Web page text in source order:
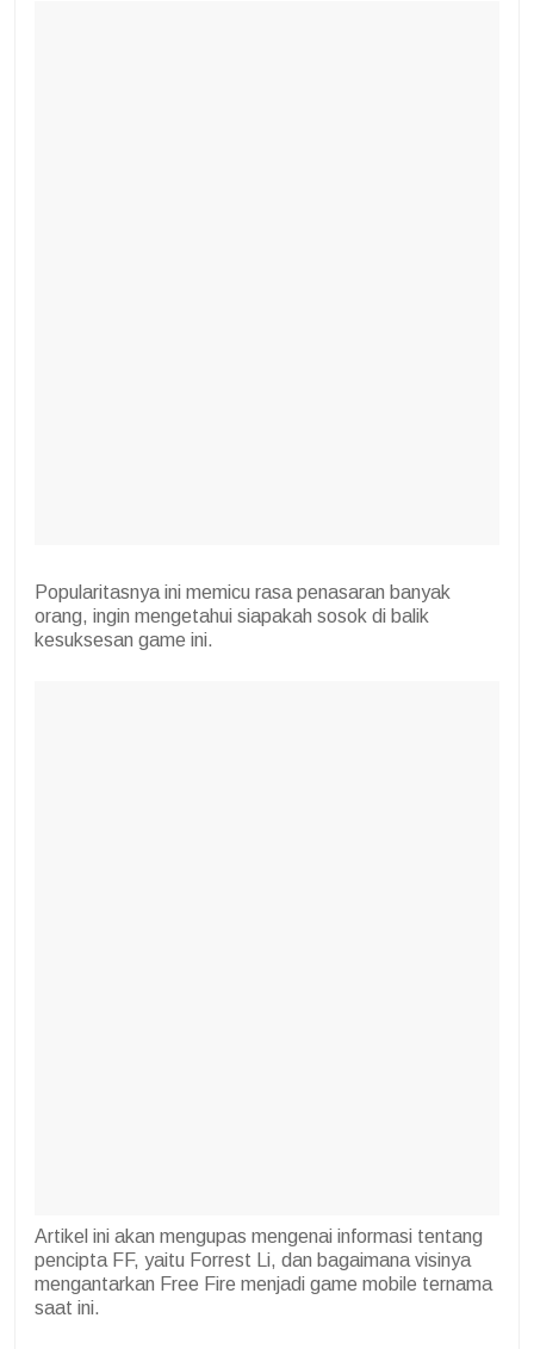
Popularitasnya ini memicu rasa penasaran banyak
orang, ingin mengetahui siapakah sosok di balik
kesuksesan game ini.
Artikel ini akan mengupas mengenai informasi tentang
pencipta FF, yaitu Forrest Li, dan bagaimana visinya
mengantarkan Free Fire menjadi game mobile ternama
saat ini.